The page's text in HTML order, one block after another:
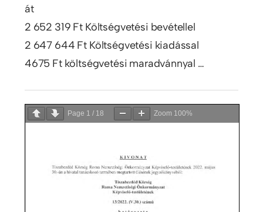
át
2 652 319 Ft Költségvetési bevétellel
2 647 644 Ft Költségvetési kiadással
4675 Ft költségvetési maradvánnyal …
Page 1 / 18 Zoom 100%